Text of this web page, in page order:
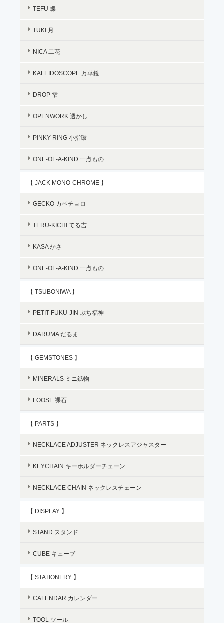
TEFU 蝶
TUKI 月
NICA 二花
KALEIDOSCOPE 万華鏡
DROP 雫
OPENWORK 透かし
PINKY RING 小指環
ONE-OF-A-KIND 一点もの
【 JACK MONO-CHROME 】
GECKO カベチョロ
TERU-KICHI てる吉
KASA かさ
ONE-OF-A-KIND 一点もの
【 TSUBONIWA 】
PETIT FUKU-JIN ぷち福神
DARUMA だるま
【 GEMSTONES 】
MINERALS ミニ鉱物
LOOSE 裸石
【 PARTS 】
NECKLACE ADJUSTER ネックレスアジャスター
KEYCHAIN キーホルダーチェーン
NECKLACE CHAIN ネックレスチェーン
【 DISPLAY 】
STAND スタンド
CUBE キューブ
【 STATIONERY 】
CALENDAR カレンダー
TOOL ツール